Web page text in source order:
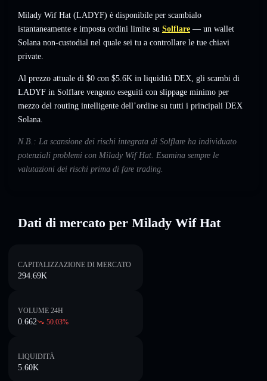
Milady Wif Hat (LADYF) è disponibile per scambialo
istantaneamente e imposta ordini limite su Solflare — un wallet
Solana non-custodial nel quale sei tu a controllare le tue chiavi
private.
Al prezzo attuale di $0 con $5.6K in liquidità DEX, gli scambi di
LADYF in Solflare vengono eseguiti con slippage minimo per
mezzo del routing intelligente dell’ordine su tutti i principali DEX
Solana.
N.B.: La scansione dei rischi integrata di Solflare ha individuato
potenziali problemi con Milady Wif Hat. Esamina sempre le
valutazioni dei rischi prima di fare trading.
Dati di mercato per Milady Wif Hat
CAPITALIZZAZIONE DI MERCATO
294.69K
VOLUME 24H
0.662 50.03%
LIQUIDITÀ
5.60K